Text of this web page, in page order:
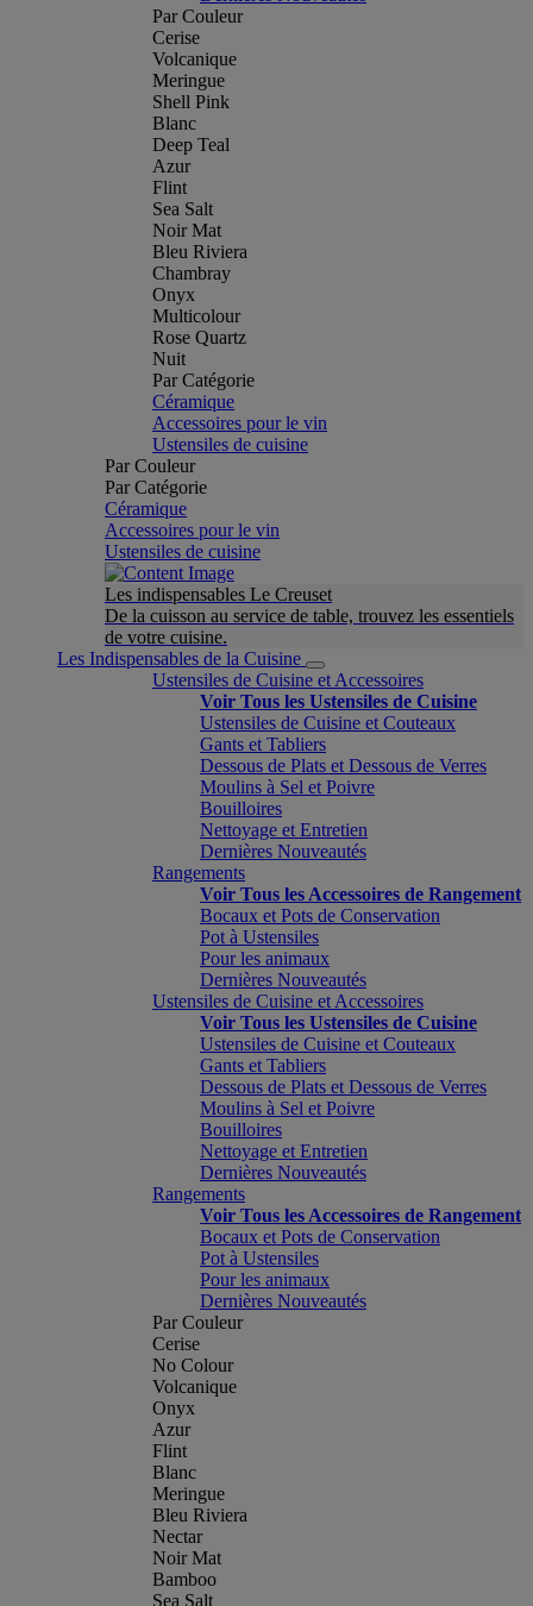
Par Couleur
Cerise
Volcanique
Meringue
Shell Pink
Blanc
Deep Teal
Azur
Flint
Sea Salt
Noir Mat
Bleu Riviera
Chambray
Onyx
Multicolour
Rose Quartz
Nuit
Par Catégorie
Céramique
Accessoires pour le vin
Ustensiles de cuisine
Par Couleur
Par Catégorie
Céramique
Accessoires pour le vin
Ustensiles de cuisine
Les indispensables Le Creuset
De la cuisson au service de table, trouvez les essentiels
de votre cuisine.
Les Indispensables de la Cuisine
Ustensiles de Cuisine et Accessoires
Voir Tous les Ustensiles de Cuisine
Ustensiles de Cuisine et Couteaux
Gants et Tabliers
Dessous de Plats et Dessous de Verres
Moulins à Sel et Poivre
Bouilloires
Nettoyage et Entretien
Dernières Nouveautés
Rangements
Voir Tous les Accessoires de Rangement
Bocaux et Pots de Conservation
Pot à Ustensiles
Pour les animaux
Dernières Nouveautés
Ustensiles de Cuisine et Accessoires
Voir Tous les Ustensiles de Cuisine
Ustensiles de Cuisine et Couteaux
Gants et Tabliers
Dessous de Plats et Dessous de Verres
Moulins à Sel et Poivre
Bouilloires
Nettoyage et Entretien
Dernières Nouveautés
Rangements
Voir Tous les Accessoires de Rangement
Bocaux et Pots de Conservation
Pot à Ustensiles
Pour les animaux
Dernières Nouveautés
Par Couleur
Cerise
No Colour
Volcanique
Onyx
Azur
Flint
Blanc
Meringue
Bleu Riviera
Nectar
Noir Mat
Bamboo
Sea Salt